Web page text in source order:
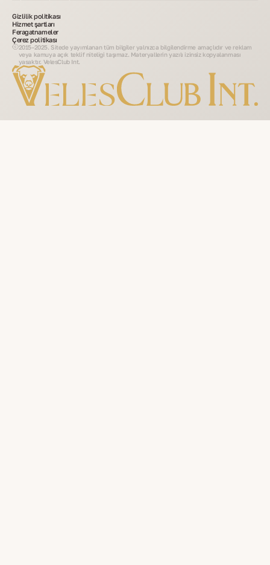
2015–2025. Sitede yayımlanan tüm bilgiler yalnızca bilgilendirme amaçlıdır ve reklam
veya kamuya açık teklif niteliği taşımaz. Materyallerin yazılı izinsiz kopyalanması
yasaktır. VelesClub Int.
Gizlilik politikası
Hizmet şartları
Feragatnameler
Çerez politikası